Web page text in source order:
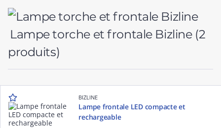
Lampe torche et frontale Bizline (2
produits)
BIZLINE
Lampe frontale LED compacte et
rechargeable